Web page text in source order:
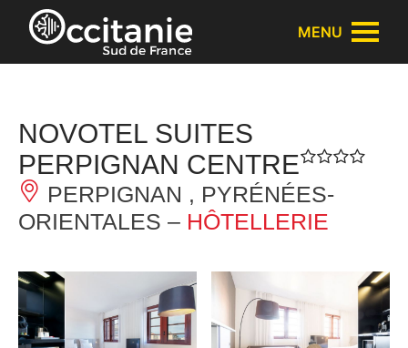
Panneau de gestion des cookies
MENU
NOVOTEL SUITES
PERPIGNAN CENTRE
PERPIGNAN , PYRÉNÉES-
ORIENTALES – HÔTELLERIE